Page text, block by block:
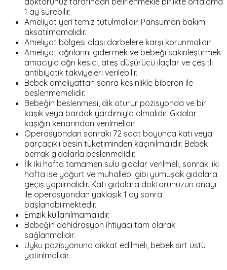
1 ay sürebilir.
Ameliyat yeri temiz tutulmalıdır. Pansuman bakımı
aksatılmamalıdır.
Ameliyat bölgesi olası darbelere karşı korunmalıdır.
Ameliyat ağrılarını gidermek ve bebeği sakinleştirmek
amacıyla ağrı kesici, ateş düşürücü ilaçlar ve çeşitli
antibiyotik takviyeleri verilebilir.
Bebek ameliyattan sonra kesinlikle biberon ile
beslenmemelidir.
Bebeğin beslenmesi, dik oturur pozisyonda ve bir
kaşık veya bardak yardımıyla olmalıdır. Gıdalar
kaşığın kenarından verilmelidir.
Operasyondan sonraki 72 saat boyunca katı veya
parçacıklı besin tüketiminden kaçınılmalıdır. Bebek
berrak gıdalarla beslenmelidir.
İlk iki hafta tamamen sulu gıdalar verilmeli, sonraki iki
hafta ise yoğurt ve muhallebi gibi yumuşak gıdalara
geçiş yapılmalıdır. Katı gıdalara doktorunuzun onayı
ile operasyondan yaklaşık 1 ay sonra
başlanabilmektedir.
Emzik kullanılmamalıdır.
Bebeğin dehidrasyon ihtiyacı tam olarak
sağlanmalıdır.
Uyku pozisyonuna dikkat edilmeli, bebek sırt üstü
yatırılmalıdır.